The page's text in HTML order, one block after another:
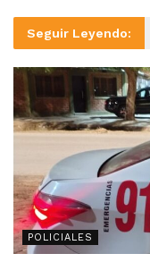
Seguir Leyendo:
POLICIALES